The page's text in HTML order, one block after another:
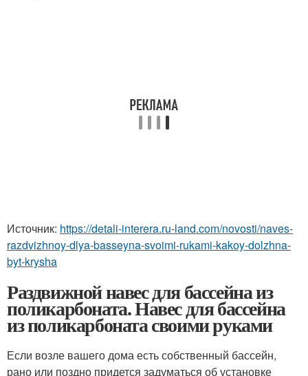
Источник: https://detali-interera.ru-land.com/novosti/naves-
razdvizhnoy-dlya-basseyna-svoimi-rukami-kakoy-dolzhna-
byt-krysha
Раздвижной навес для бассейна из
поликарбоната. Навес для бассейна
из поликарбоната своими руками
Если возле вашего дома есть собственный бассейн,
рано или поздно придется задуматься об установке